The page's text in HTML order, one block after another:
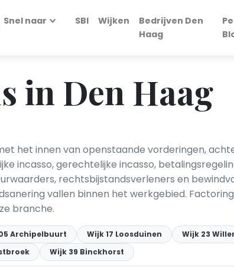
Snel naar SBI Wijken
Bedrijven Den
Haag
in Den Haag
het innen van openstaande vorderingen,
incasso, gerechtelijke incasso,
rechtsbijstandsverleners en
vallen binnen het werkgebied.
branche.
Archipelbuurt Wijk 17 Loosduinen Wijk 23
Wijk 39 Binckhorst